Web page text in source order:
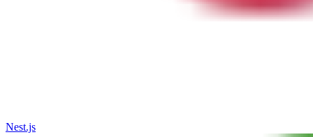
Nest.js